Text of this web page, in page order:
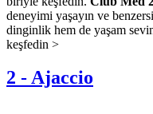
deneyimi yaşayın ve
dinginlik hem de yaşam
keşfedin >
2 -Ajaccio